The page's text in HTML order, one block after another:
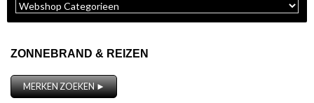
ZONNEBRAND & REIZEN
MERKEN ZOEKEN ►